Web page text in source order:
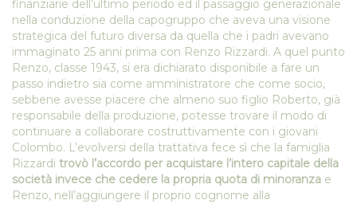
finanziarie dell’ultimo periodo ed il passaggio generazionale
nella conduzione della capogruppo che aveva una visione
strategica del futuro diversa da quella che i padri avevano
immaginato 25 anni prima con Renzo Rizzardi. A quel punto
Renzo, classe 1943, si era dichiarato disponibile a fare un
passo indietro sia come amministratore che come socio,
sebbene avesse piacere che almeno suo figlio Roberto, già
responsabile della produzione, potesse trovare il modo di
continuare a collaborare costruttivamente con i giovani
Colombo. L’evolversi della trattativa fece sì che la famiglia
Rizzardi trovò l’accordo per acquistare l’intero capitale della
società invece che cedere la propria quota di minoranza e
Renzo, nell’aggiungere il proprio cognome alla